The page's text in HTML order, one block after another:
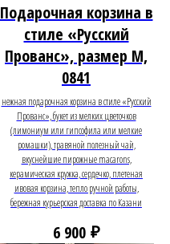
Подарочная корзина в
стиле «Русский
Прованс», размер M,
0841
нежная подарочная корзина в стиле «Русский
Прованс», букет из мелких цветочков
(лимониум или гипсофила или мелкие
ромашки), травяной полезный чай,
вкуснейшие пирожные macarons,
керамическая кружка, сердечко, плетеная
ивовая корзина, тепло ручной работы,
бережная курьерская доставка по Казани
6 900 ₽